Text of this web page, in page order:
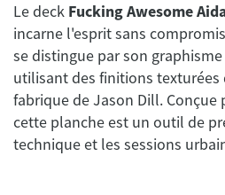
Le deck Fucking Awesome
incarne l'esprit sans
se distingue par son
utilisant des finitions
fabrique de Jason Dill. Conçue
cette planche est un outil de
technique et les sessions